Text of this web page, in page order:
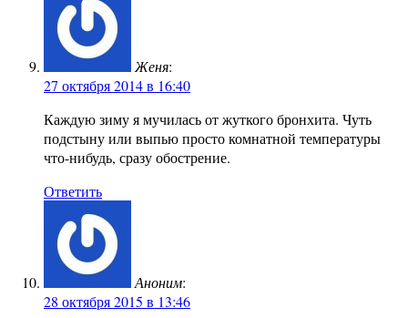
Женя:
27 октября 2014 в 16:40
Каждую зиму я мучилась от жуткого бронхита. Чуть
подстыну или выпью просто комнатной температуры
что-нибудь, сразу обострение.
Ответить
Аноним:
28 октября 2015 в 13:46